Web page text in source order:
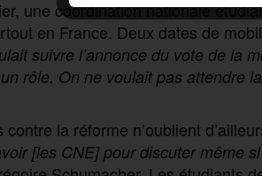
une coordination nationale
en France. Deux dates de
suivre l’annonce du vote de la
rôle. On ne voulait pas attendre
la réforme n’oublient
[les CNE] pour discuter même